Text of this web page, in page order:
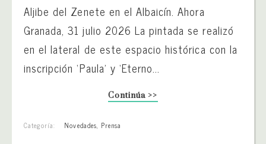
Aljibe del Zenete en el Albaicín. Ahora
Granada, 31 julio 2026 La pintada se realizó
en el lateral de este espacio histórica con la
inscripción ‘Paula’ y ‘Eterno...
Continúa >>
Categoría: Novedades, Prensa